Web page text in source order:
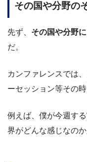
その国や分野の
先ず、 その国や分野
だ。
カンファレンスでは
ーセッション等その
例えば、僕が今週す
界がどんな感じなの